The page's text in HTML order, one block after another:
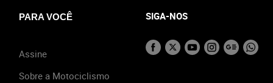
PARA VOCÊ
Assine
Sobre a Motociclismo
SIGA-NOS